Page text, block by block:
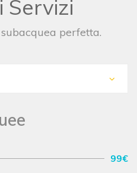
Servizi
perfetta.
99€